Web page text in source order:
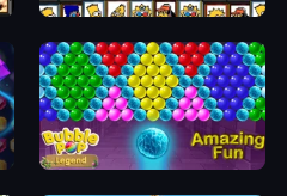
Tiles of the Simpsons
Bubble Pop Legend